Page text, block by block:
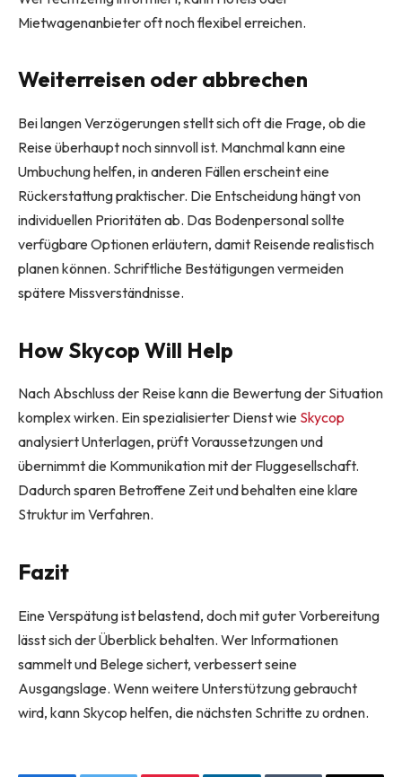
Mietwagenanbieter oft noch flexibel erreichen.
Weiterreisen oder abbrechen
Bei langen Verzögerungen stellt sich oft die Frage, ob die
Reise überhaupt noch sinnvoll ist. Manchmal kann eine
Umbuchung helfen, in anderen Fällen erscheint eine
Rückerstattung praktischer. Die Entscheidung hängt von
individuellen Prioritäten ab. Das Bodenpersonal sollte
verfügbare Optionen erläutern, damit Reisende realistisch
planen können. Schriftliche Bestätigungen vermeiden
spätere Missverständnisse.
How Skycop Will Help
Nach Abschluss der Reise kann die Bewertung der Situation
komplex wirken. Ein spezialisierter Dienst wie Skycop
analysiert Unterlagen, prüft Voraussetzungen und
übernimmt die Kommunikation mit der Fluggesellschaft.
Dadurch sparen Betroffene Zeit und behalten eine klare
Struktur im Verfahren.
Fazit
Eine Verspätung ist belastend, doch mit guter Vorbereitung
lässt sich der Überblick behalten. Wer Informationen
sammelt und Belege sichert, verbessert seine
Ausgangslage. Wenn weitere Unterstützung gebraucht
wird, kann Skycop helfen, die nächsten Schritte zu ordnen.